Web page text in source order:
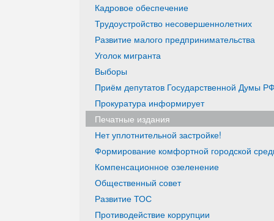
Кадровое обеспечение
Трудоустройство несовершеннолетних
Развитие малого предпринимательства
Уголок мигранта
Выборы
Приём депутатов Государственной Думы
Прокуратура информирует
Печатные издания
Нет уплотнительной застройке!
Формирование комфортной городской
Компенсационное озеленение
Общественный совет
Развитие ТОС
Противодействие коррупции